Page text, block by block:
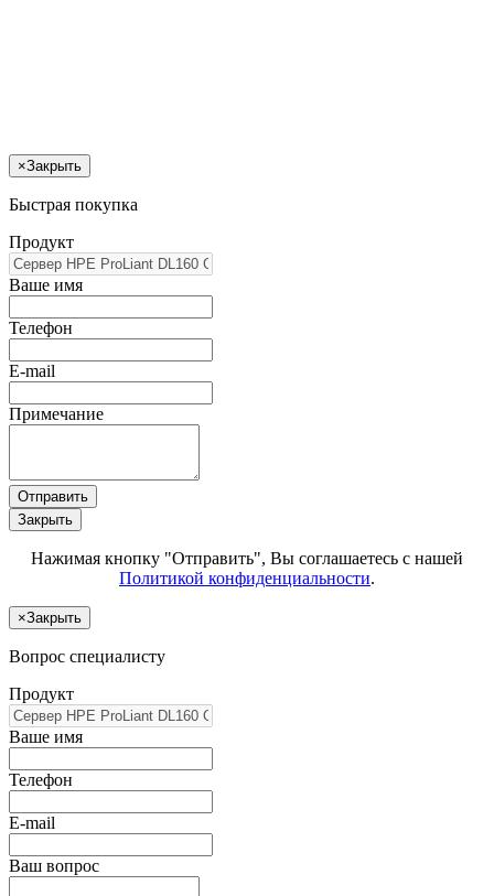
×Закрыть
Быстрая покупка
Продукт
Ваше имя
Телефон
E-mail
Примечание
Отправить
Закрыть
Нажимая кнопку "Отправить", Вы соглашаетесь с нашей
Политикой конфиденциальности.
×Закрыть
Вопрос специалисту
Продукт
Ваше имя
Телефон
E-mail
Ваш вопрос